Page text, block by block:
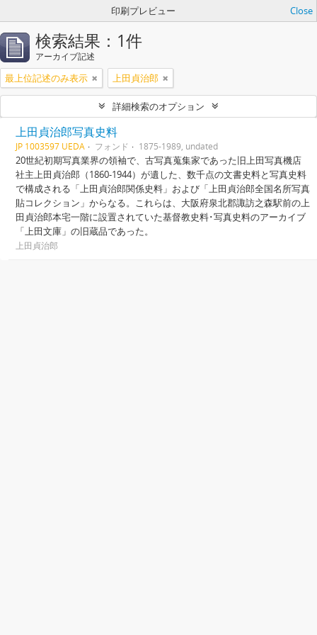
印刷プレビュー Close
検索結果：1件
アーカイブ記述
最上位記述のみ表示 上田貞治郎
詳細検索のオプション
上田貞治郎写真史料
JP 1003597 UEDA フォンド 1875-1989, undated
20世紀初期写真業界の領袖で、古写真蒐集家であった旧上田写真機店
社主上田貞治郎（1860-1944）が遺した、数千点の文書史料と写真史料
で構成される「上田貞治郎関係史料」および「上田貞治郎全国名所写真
貼コレクション」からなる。これらは、大阪府泉北郡諏訪之森駅前の上
田貞治郎本宅一階に設置されていた基督教史料･写真史料のアーカイブ
「上田文庫」の旧蔵品であった。
上田貞治郎